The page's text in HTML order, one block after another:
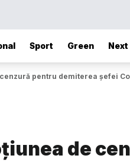
Sport Green Next
cenzură pentru demiterea șefei
de